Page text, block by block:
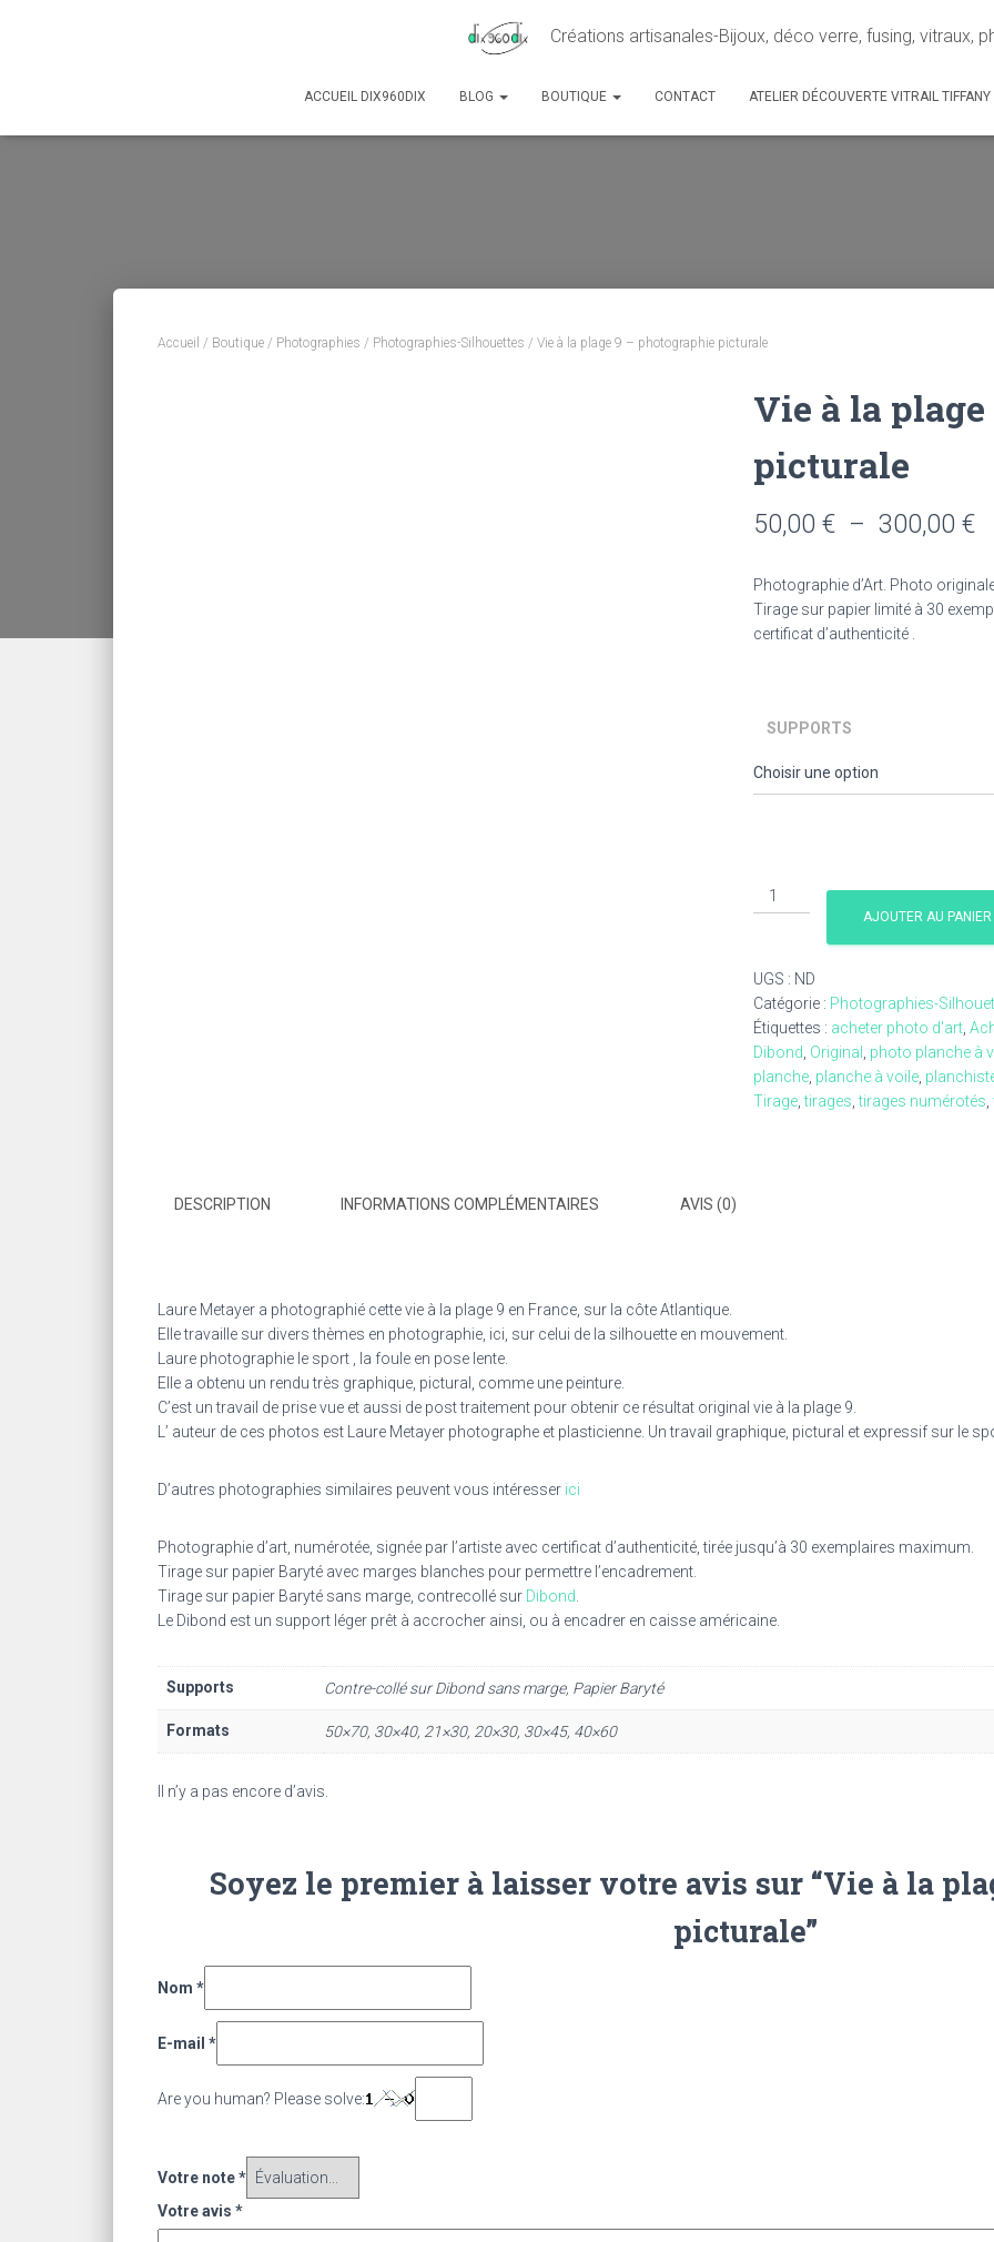
Créations artisanales-Bijoux, déco verre, fusing, vitraux,
ACCUEIL DIX960DIX BLOG BOUTIQUE CONTACT ATELIER DÉCOUVERTE VITRAIL TIFFANY
Accueil / Boutique / Photographies / Photographies-Silhouettes / Vie à la plage 9 – photographie picturale
Vie à la
picturale
50,00 € – 300,00 €
Photographie d’Art. Photo
Tirage sur papier limité à 30
certificat d’authenticité .
SUPPORTS
quantité
de
la
plage
9
-
photographie
picturale
AJOUTER AU PANIER
UGS : ND
Catégorie : Photographies-
Étiquettes : acheter photo d'art
Dibond Original
photo planche à
planche planche à voile
Tirage ,tirages ,tirages numérotés
DESCRIPTION INFORMATIONS COMPLÉMENTAIRES AVIS (0)
Laure Metayer a photographié cette vie à la plage 9 en France, sur la côte Atlantique.
Elle travaille sur divers thèmes en photographie, ici, sur celui de la silhouette en mouvement.
Laure photographie le sport , la foule en pose lente.
Elle a obtenu un rendu très graphique, pictural, comme une peinture.
C’est un travail de prise vue et aussi de post traitement pour obtenir ce résultat original vie à la plage 9.
L’ auteur de ces photos est Laure Metayer photographe et plasticienne. Un travail graphique, pictural et expressif sur le
D’autres photographies similaires peuvent vous intéresser ici
Photographie d’art, numérotée, signée par l’artiste avec certificat d’authenticité, tirée jusqu’à 30 exemplaires maximum.
Tirage sur papier Baryté avec marges blanches pour permettre l’encadrement.
Tirage sur papier Baryté sans marge, contrecollé sur Dibond
Le Dibond est un support léger prêt à accrocher ainsi, ou à encadrer en caisse américaine.
Supports Contre-collé sur Dibond sans marge, Papier Baryté
Formats 50×70, 30×40, 21×30, 20×30, 30×45, 40×60
Il n’y a pas encore d’avis.
Soyez le premier à laisser votre avis sur “Vie à la
picturale”
Nom *
E-mail *
Are you human? Please solve:
Votre note*
Votre avis *